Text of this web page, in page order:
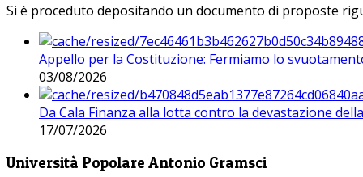
Si è proceduto depositando un documento di proposte
Appello per la Costituzione: Fermiamo lo
03/08/2026
Da Cala Finanza alla lotta contro la devastazione
17/07/2026
Università Popolare Antonio Gramsci